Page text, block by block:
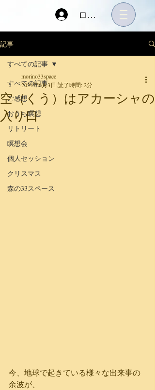
ログイン
記事
すべての記事
ご感想
おうち瞑想
リトリート
瞑想会
個人セッション
クリスマス
森の33スペース
すべての記事
空（くう）はアカーシャの
入り口
morino33space
2024年6月3日 読了時間: 2分
今、地球で起きている様々な出来事の
余波が、